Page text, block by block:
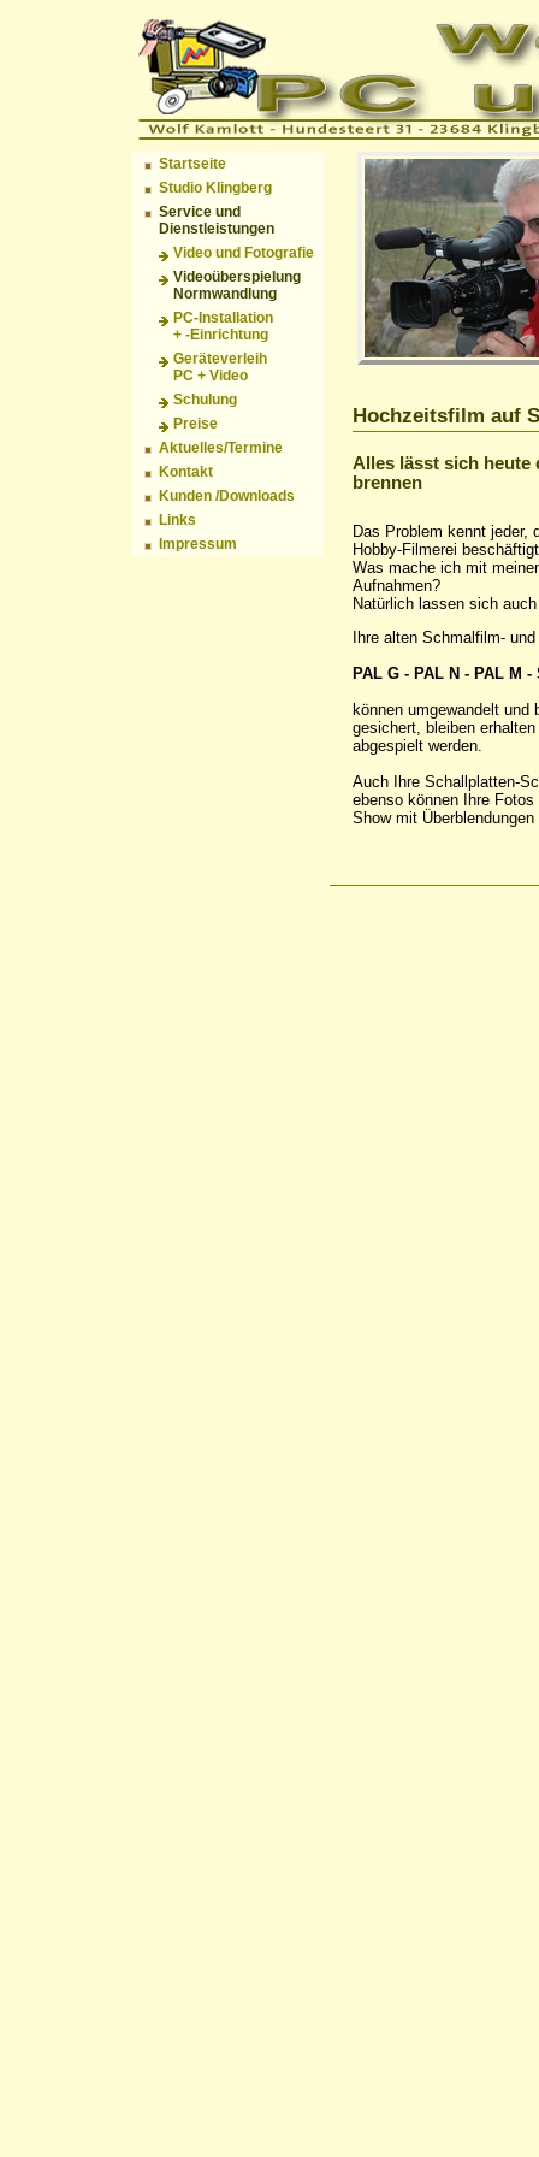
Startseite
Studio Klingberg
Service und
Dienstleistungen
Video und Fotografie
Videoüberspielung
Normwandlung
PC-Installation
+ -Einrichtung
Geräteverleih
PC + Video
Schulung
Preise
Aktuelles/Termine
Kontakt
Kunden /Downloads
Links
Impressum
Hochzeitsfilm auf
Alles lässt sich heute
brennen
Das Problem kennt jeder,
Hobby-Filmerei
Was mache ich mit
Aufnahmen?
Natürlich lassen sich
Ihre alten Schmalfilm-
PAL G - PAL N - PAL M
können umgewandelt und
gesichert, bleiben
abgespielt werden.
Auch Ihre Schallplatten-
ebenso können Ihre
Show mit